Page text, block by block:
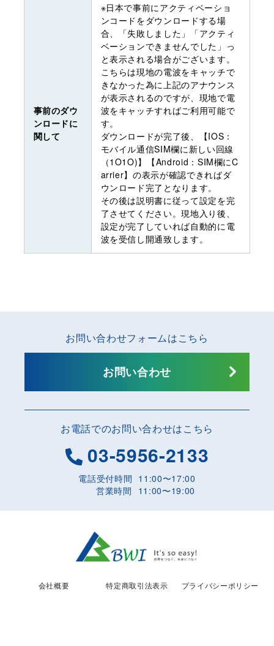
事前のダウ
ンロードに
関して
※日本で事前にアクティベーショ
ンコードをダウンロードする場
合、「失敗しました」「アクティ
ベーションできませんでした」っ
と表示される場合がございます。
こちらは現地の電波をキャッチで
きなかった為に上記のアナウンス
が表示されるのですが、現地で電
波をキャッチすればご利用可能で
す。
ダウンロードが完了後、【IOS：
モバイル通信SIM欄に新しい回線
（1O1O)】【Android：SIM欄にC
arrier】の表示が確認できればダ
ウンロード完了となります。
その後は説明書に従って設定を完
了させてください。現地入り後、
設定が完了していれば自動的に電
波を受信し開通致します。
お電話でのお問い合わせはこちら
03-5956-2133
電話受付時間 11:00〜17:00
営業時間
11:00〜19:00
お問い合わせフォームはこちら
お問い合わせ
会社概要 特定商取引法表示 プライバシーポリシー